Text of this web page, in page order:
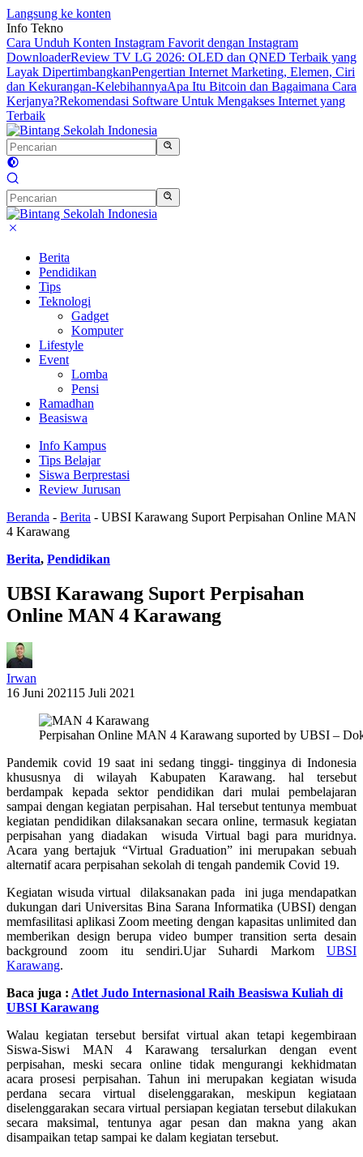
Langsung ke konten
Info Tekno
Cara Unduh Konten Instagram Favorit dengan Instagram
DownloaderReview TV LG 2026: OLED dan QNED Terbaik yang
Layak DipertimbangkanPengertian Internet Marketing, Elemen, Ciri
dan Kekurangan-KelebihannyaApa Itu Bitcoin dan Bagaimana Cara
Kerjanya?Rekomendasi Software Untuk Mengakses Internet yang
Terbaik
Berita
Pendidikan
Tips
Teknologi
Gadget
Komputer
Lifestyle
Event
Lomba
Pensi
Ramadhan
Beasiswa
Info Kampus
Tips Belajar
Siswa Berprestasi
Review Jurusan
Beranda - Berita - UBSI Karawang Suport Perpisahan Online MAN
4 Karawang
Berita, Pendidikan
UBSI Karawang Suport Perpisahan
Online MAN 4 Karawang
Irwan
16 Juni 202115 Juli 2021
Perpisahan Online MAN 4 Karawang suported by UBSI –
Pandemik covid 19 saat ini sedang tinggi- tingginya di Indonesia
khususnya di wilayah Kabupaten Karawang. hal tersebut
berdampak kepada sektor pendidikan dari mulai pembelajaran
sampai dengan kegiatan perpisahan. Hal tersebut tentunya membuat
kegiatan pendidikan dilaksanakan secara online, termasuk kegiatan
perpisahan yang diadakan wisuda Virtual bagi para muridnya.
Acara yang bertajuk “Virtual Graduation” ini merupakan sebuah
alternatif acara perpisahan sekolah di tengah pandemik Covid 19.
Kegiatan wisuda virtual dilaksanakan pada ini juga mendapatkan
dukungan dari Universitas Bina Sarana Informatika (UBSI) dengan
memfasilitasi aplikasi Zoom meeting dengan kapasitas unlimited dan
memberikan design berupa video bumper transition serta desain
background zoom itu sendiri.Ujar Suhardi Markom UBSI
Karawang.
Baca juga : Atlet Judo Internasional Raih Beasiswa Kuliah di
UBSI Karawang
Walau kegiatan tersebut bersifat virtual akan tetapi kegembiraan
Siswa-Siswi MAN 4 Karawang tersalurkan dengan event
perpisahan, meski secara online tidak mengurangi kekhidmatan
acara prosesi perpisahan. Tahun ini merupakan kegiatan wisuda
perdana secara virtual diselenggarakan, meskipun kegiataan
diselenggarakan secara virtual persiapan kegiatan tersebut dilakukan
secara maksimal, tentunya agar pesan dan makna yang akan
disampaikan tetap sampai ke dalam kegiatan tersebut.